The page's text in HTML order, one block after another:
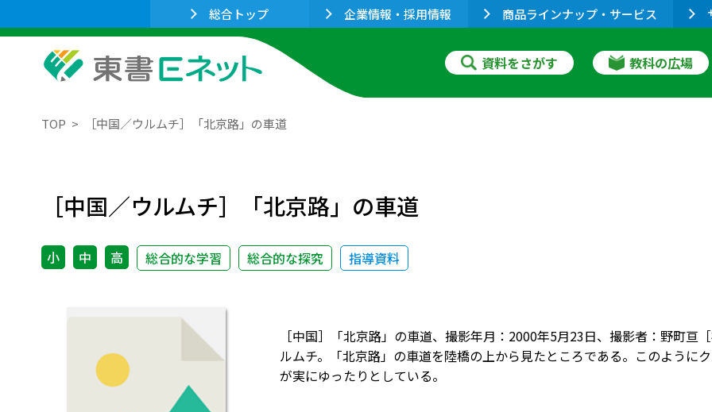
総合トップ 企業情報・採用情報 商品ラインナップ・サービス
資料をさがす 教科の広場
TOP ［中国／ウルムチ］「北京路」の車道
［中国／ウルムチ］「北京路」の車道
小 中 高 総合的な学習 総合的な探究 指導資料
［中国］「北京路」の車道、撮影年月：2000年5月23日、撮影者：野町亘
ルムチ。「北京路」の車道を陸橋の上から見たところである。このように
が実にゆったりとしている。